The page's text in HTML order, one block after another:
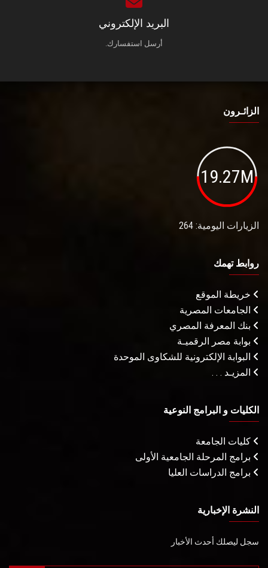
البريد الإلكتروني
أرسل استفسارك.
الزائـرون
19.27M
الزيارات اليومية: 264
روابط تهمك
خريطة الموقع
الجامعات المصرية
بنك المعرفة المصري
بوابة مصر الرقميـة
البوابة الإلكترونية للشكاوى الموحدة
المزيـد . . .
الكليات و البرامج النوعية
كليات الجامعة
برامج المرحلة الجامعية الأولى
برامج الدراسات العليا
النشرة الإخبارية
سجل ليصلك أحدث الأخبار